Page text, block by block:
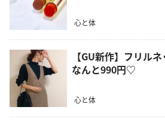
心と体
【GU新作】フリル
なんと990円♡
心と体